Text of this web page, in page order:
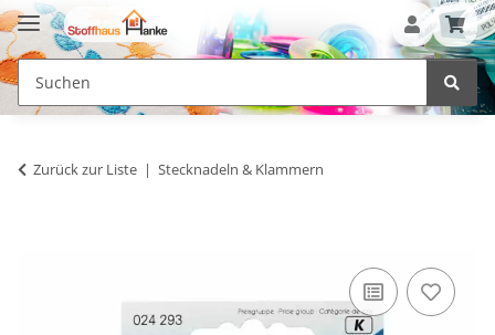
Zurück zur Liste Stecknadeln & Klammern